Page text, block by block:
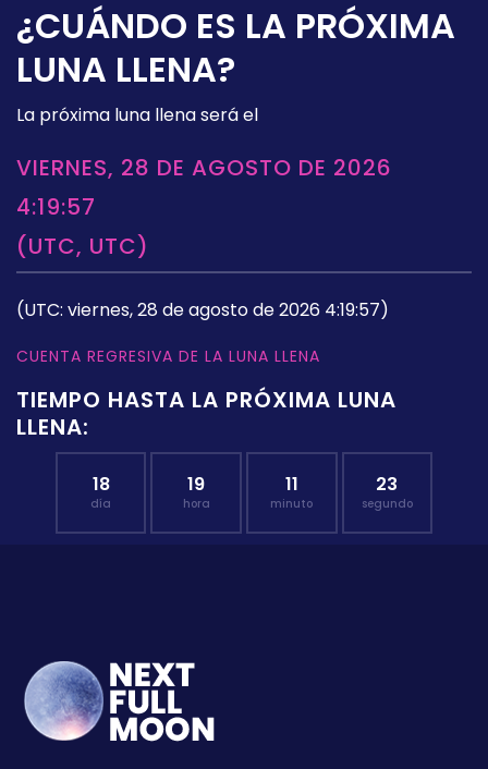
¿CUÁNDO ES LA PRÓXIMA
LUNA LLENA?
La próxima luna llena será el
VIERNES, 28 DE AGOSTO DE 2026
4:19:57
(UTC, UTC)
(UTC: viernes, 28 de agosto de 2026 4:19:57)
CUENTA REGRESIVA DE LA LUNA LLENA
TIEMPO HASTA LA PRÓXIMA LUNA
LLENA:
18
día
19
hora
11
minuto
22
segundo